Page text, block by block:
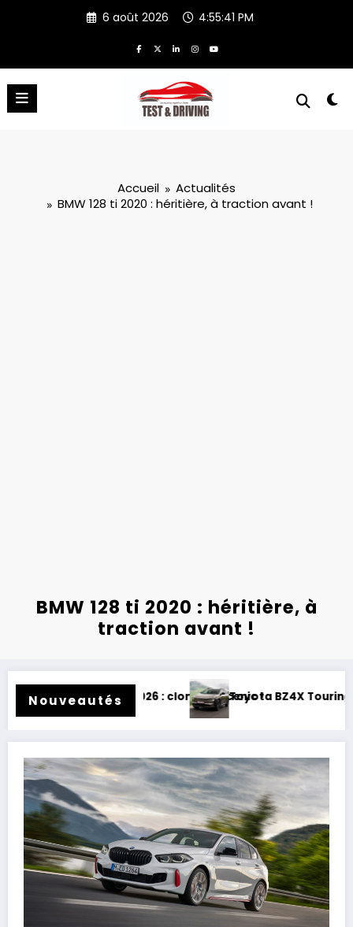
6 août 2026 4:55:42 PM
Accueil
Actualités
BMW 128 ti 2020 : héritière, à traction avant !
BMW 128 ti 2020 : héritière, à
traction avant !
Nouveautés
Scenic !
Toyota BZ4X Touring : électrique et baroudeur !